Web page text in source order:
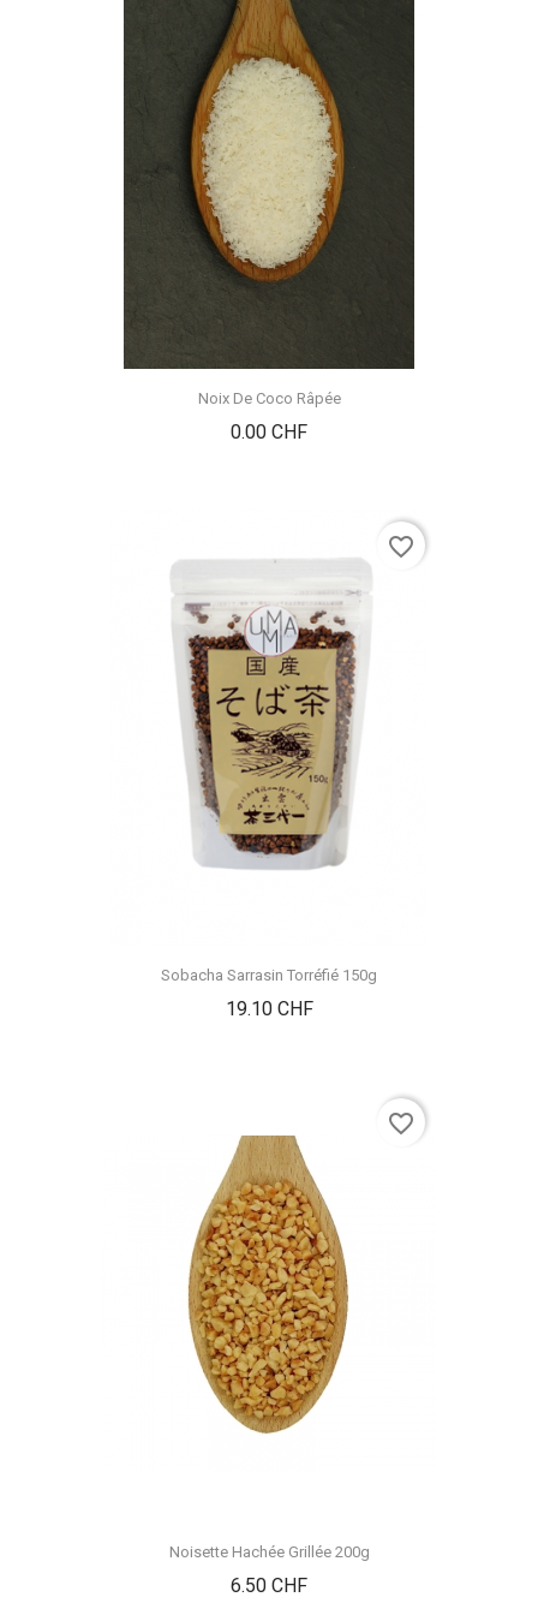
Noix De Coco Râpée
0.00 CHFPrix
Sobacha Sarrasin Torréfié 150g
19.10 CHFPrix
favorite_border
Noisette Hachée Grillée 200g
6.50 CHFPrix
favorite_border